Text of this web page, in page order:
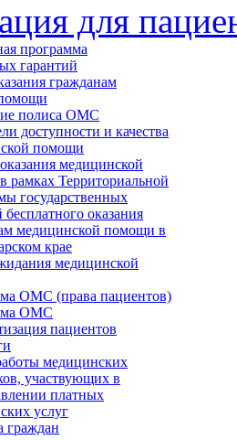
для
программа
гарантий
гражданам
полиса ОМС
доступности и качества
помощи
медицинской
рамках Территориальной
государственных
бесплатного оказания
медицинской помощи в
крае
медицинской
ОМС (права пациентов)
ОМС
пациентов
медицинских
участвующих в
платных
услуг
граждан